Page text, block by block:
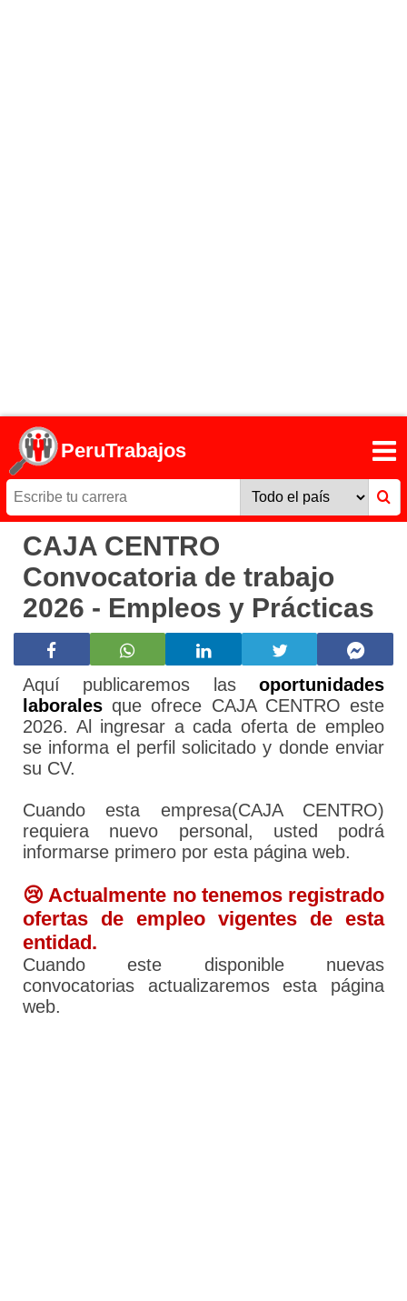
PeruTrabajos
CAJA CENTRO
Convocatoria de trabajo
2026 - Empleos y Prácticas
Aquí publicaremos las oportunidades
laborales que ofrece CAJA CENTRO este
2026. Al ingresar a cada oferta de empleo
se informa el perfil solicitado y donde enviar
su CV.
Cuando esta empresa(CAJA CENTRO)
requiera nuevo personal, usted podrá
informarse primero por esta página web.
😢 Actualmente no tenemos registrado
ofertas de empleo vigentes de esta
entidad.
Cuando este disponible nuevas
convocatorias actualizaremos esta página
web.